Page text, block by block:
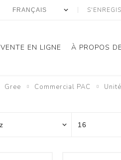
VENTE EN LIGNE
Gree
À PROPOS
Gree Commercial PAC